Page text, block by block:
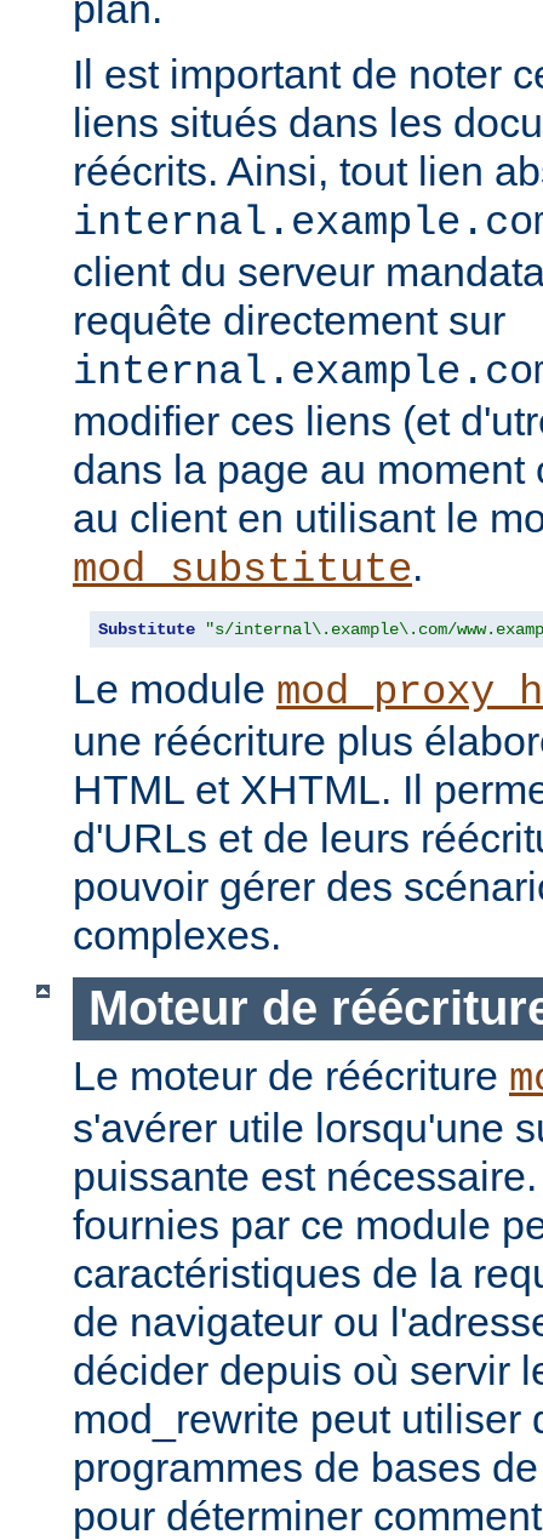
Il est important de noter
liens situés dans les
réécrits. Ainsi, tout lien
client du serveur
requête directement sur
modifier ces liens (et
dans la page au moment
au client en utilisant le
mod_substitute.
Substitute "s/internal\.example\.com/
Le module
une réécriture plus
HTML et XHTML. Il
d'URLs et de leurs
pouvoir gérer des
complexes.
Moteur de
Le moteur de réécriture
s'avérer utile lorsqu'une
puissante est
fournies par ce module
caractéristiques de la
de navigateur ou
décider depuis où servir
mod_rewrite peut utiliser
programmes de bases
pour déterminer